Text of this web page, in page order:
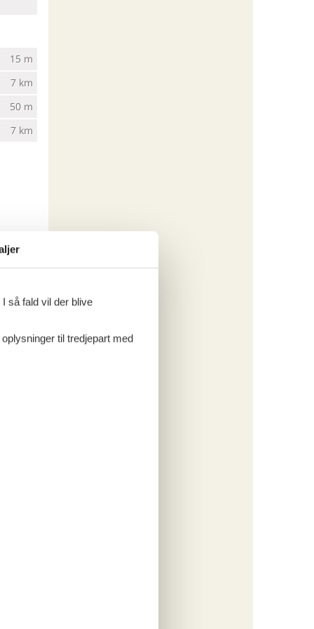
15 m
7 km
50 m
7 km
så fald vil der blive
til tredjepart med